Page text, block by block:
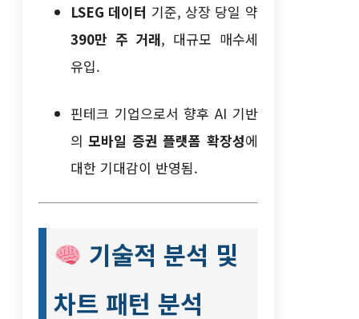
LSEG 데이터 기준, 상장 당일 약
390만 주 거래, 대규모 매수세
유입.
핀테크 기업으로서 향후 AI 기반
의모바일 증권 플랫폼 확장성에
대한 기대감이 반영됨.
기술적 분석 및
차트 패턴 분석